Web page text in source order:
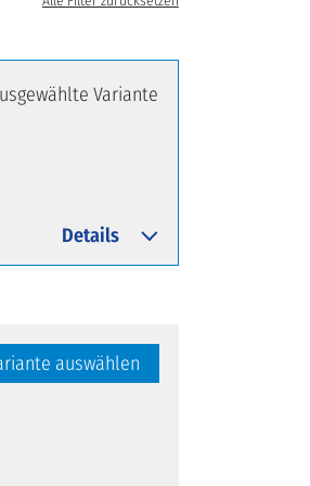
Variante
Details
auswählen